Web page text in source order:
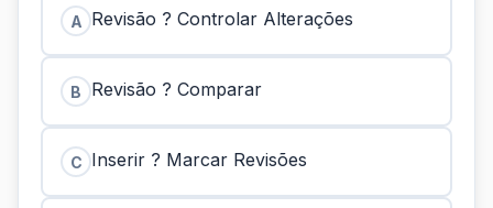
A Revisão ? Controlar Alterações
B Revisão ? Comparar
C Inserir ? Marcar Revisões